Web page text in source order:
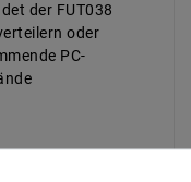
der FUT038
oder
PC-